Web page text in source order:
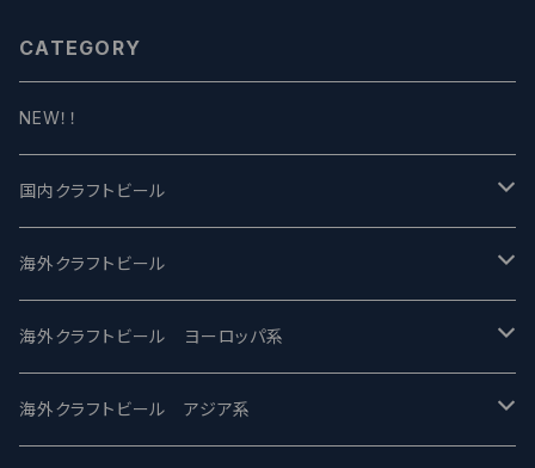
CATEGORY
NEW！！
国内クラフトビール
UCHU BREWING -うちゅうブルーイング
バテレ -VERTERE
2nd Story Ale Works -セカンドストーリー
海外クラフトビール
Modern Times モダンタイムズ
Maui マウイ
海外クラフトビール ヨーロッパ系
UnBarred -アンバード
海外クラフトビール アジア系